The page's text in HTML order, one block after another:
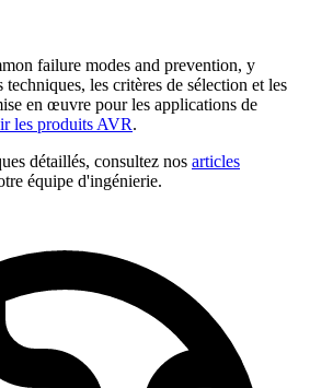
failure modes and prevention, y
les critères de sélection et les
en œuvre pour les applications de
les produits AVR.
détaillés, consultez nos articles
équipe d'ingénierie.